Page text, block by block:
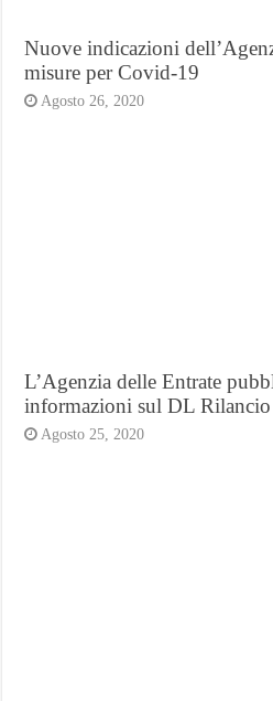
Nuove indicazioni
misure per Covid-19
Agosto 26, 2020
L’Agenzia delle Entrate
informazioni sul DL Rilancio
Agosto 25, 2020